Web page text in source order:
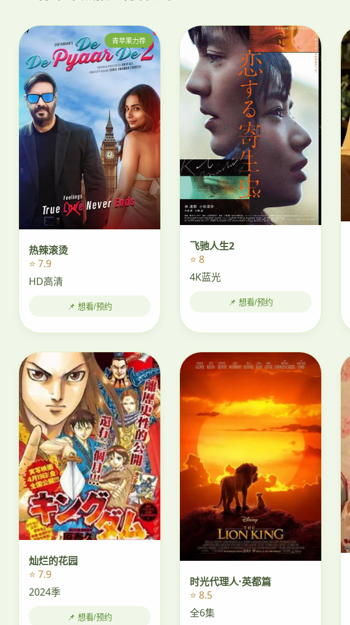
青苹果力荐
热辣滚烫
⭐ 7.9
HD高清
📌 想看/预约
飞驰人生2
⭐ 8
4K蓝光
📌 想看/预约
灿烂的花园
⭐ 7.9
2024季
📌 想看/预约
时光代理人·英都篇
⭐ 8.5
全6集